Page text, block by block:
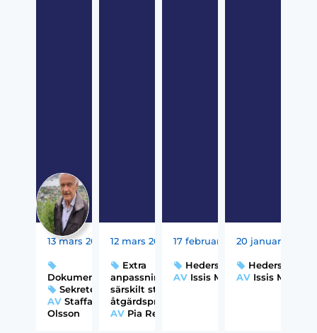
13 mars 2026
Dokumentation,
Sekretess
AV Staffan
Olsson
12 mars 2026
Extra
anpassningar,
särskilt stöd och
åtgärdsprogram
AV Pia Rehn
17 februari 2026
Hedersproblematik
AV Issis Melin
20 januari 2026
AV Issis Melin